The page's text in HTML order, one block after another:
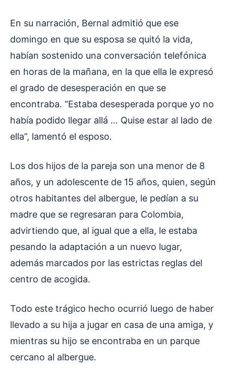
En su narración, Bernal admitió que ese
domingo en que su esposa se quitó la vida,
habían sostenido una conversación telefónica
en horas de la mañana, en la que ella le expresó
el grado de desesperación en que se
encontraba. “Estaba desesperada porque yo no
había podido llegar allá … Quise estar al lado de
ella”, lamentó el esposo.
Los dos hijos de la pareja son una menor de 8
años, y un adolescente de 15 años, quien, según
otros habitantes del albergue, le pedían a su
madre que se regresaran para Colombia,
advirtiendo que, al igual que a ella, le estaba
pesando la adaptación a un nuevo lugar,
además marcados por las estrictas reglas del
centro de acogida.
Todo este trágico hecho ocurrió luego de haber
llevado a su hija a jugar en casa de una amiga, y
mientras su hijo se encontraba en un parque
cercano al albergue.